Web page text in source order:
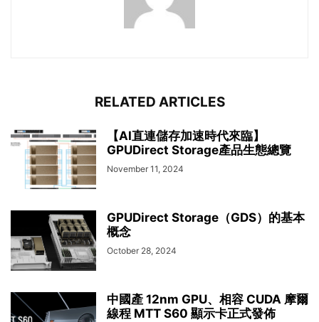
RELATED ARTICLES
【AI直連儲存加速時代來臨】
GPUDirect Storage產品生態總覽
November 11, 2024
GPUDirect Storage（GDS）的基本
概念
October 28, 2024
中國產 12nm GPU、相容 CUDA 摩爾
線程 MTT S60 顯示卡正式發佈